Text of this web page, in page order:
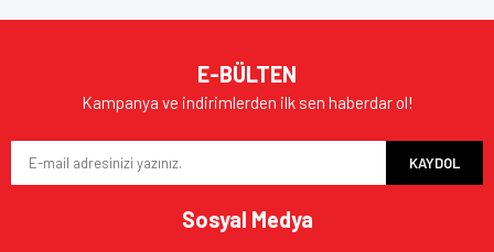
E-BÜLTEN
Kampanya ve indirimlerden ilk sen haberdar ol!
KAYDOL
Sosyal Medya